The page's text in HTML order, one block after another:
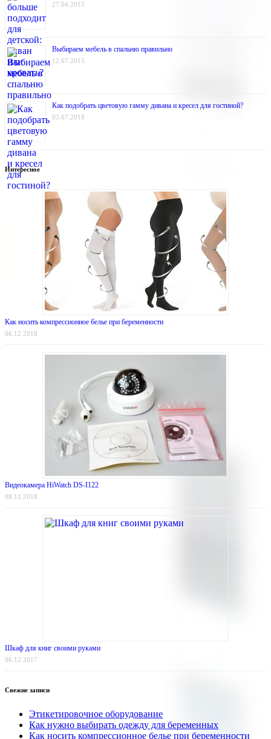
27.04.2015
Выбираем мебель в спальню правильно
12.07.2015
Как подобрать цветовую гамму дивана и кресел для гостиной?
03.07.2018
Интересное
Как носить компрессионное белье при беременности
06.12.2018
Видеокамера HiWatch DS-I122
08.11.2018
Шкаф для книг своими руками
06.12.2017
Свежие записи
Этикетировочное оборудование
Как нужно выбирать одежду для беременных
Как носить компрессионное белье при беременности